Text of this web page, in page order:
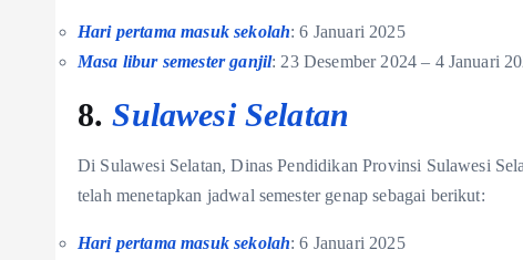
Hari pertama masuk sekolah: 6 Januari 2025
Masa libur semester ganjil: 23 Desember 2024 – 4 Januari
8.Sulawesi Selatan
Di Sulawesi Selatan, Dinas Pendidikan Provinsi Sulawesi
telah menetapkan jadwal semester genap sebagai berikut:
Hari pertama masuk sekolah: 6 Januari 2025